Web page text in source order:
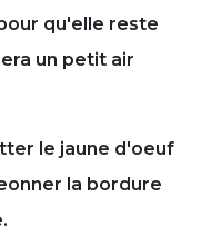
qu'elle reste
un petit air
le jaune d'oeuf
la bordure